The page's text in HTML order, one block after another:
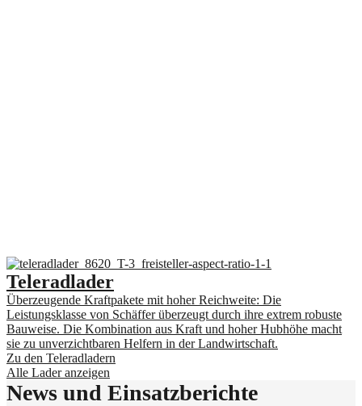
Teleradlader
Überzeugende Kraftpakete mit hoher Reichweite: Die
Leistungsklasse von Schäffer überzeugt durch ihre extrem robuste
Bauweise. Die Kombination aus Kraft und hoher Hubhöhe macht
sie zu unverzichtbaren Helfern in der Landwirtschaft.
Zu den Teleradladern
Alle Lader anzeigen
News und Einsatzberichte